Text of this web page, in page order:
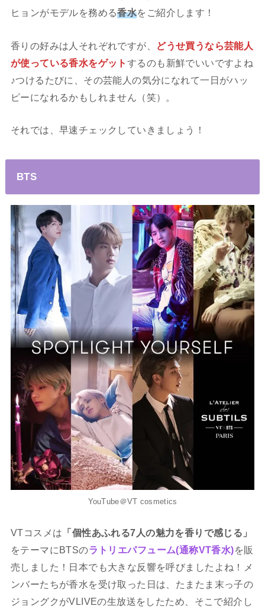
ヒョンがモデルを務める香水をご紹介します！
香りの好みは人それぞれですが、
どうせ買うなら芸能人
が使っている香水をゲット するのも新鮮でいいですよね
♪つけるたびに、その芸能人の気分になれて一日がハッ
ピーになれるかもしれません（笑）。
それでは、早速チェックしていきましょう！
BTS
YouTube＠VT cosmetics
VTコスメは 「個性あふれる7人の魅力を香りで感じる」
をテーマにBTSのラトリエパフューム(通称VT香水)を販
売しました！日本でも大きな反響を呼びましたよね！メ
ンバーたちが香水を受け取った日は、たまたま末っ子の
ジョングクがVLIVEの生放送をしたため、そこで紹介し